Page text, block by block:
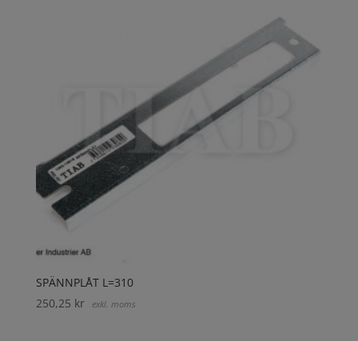
SPÄNNPLÅT L=310
250,25 kr exkl. moms